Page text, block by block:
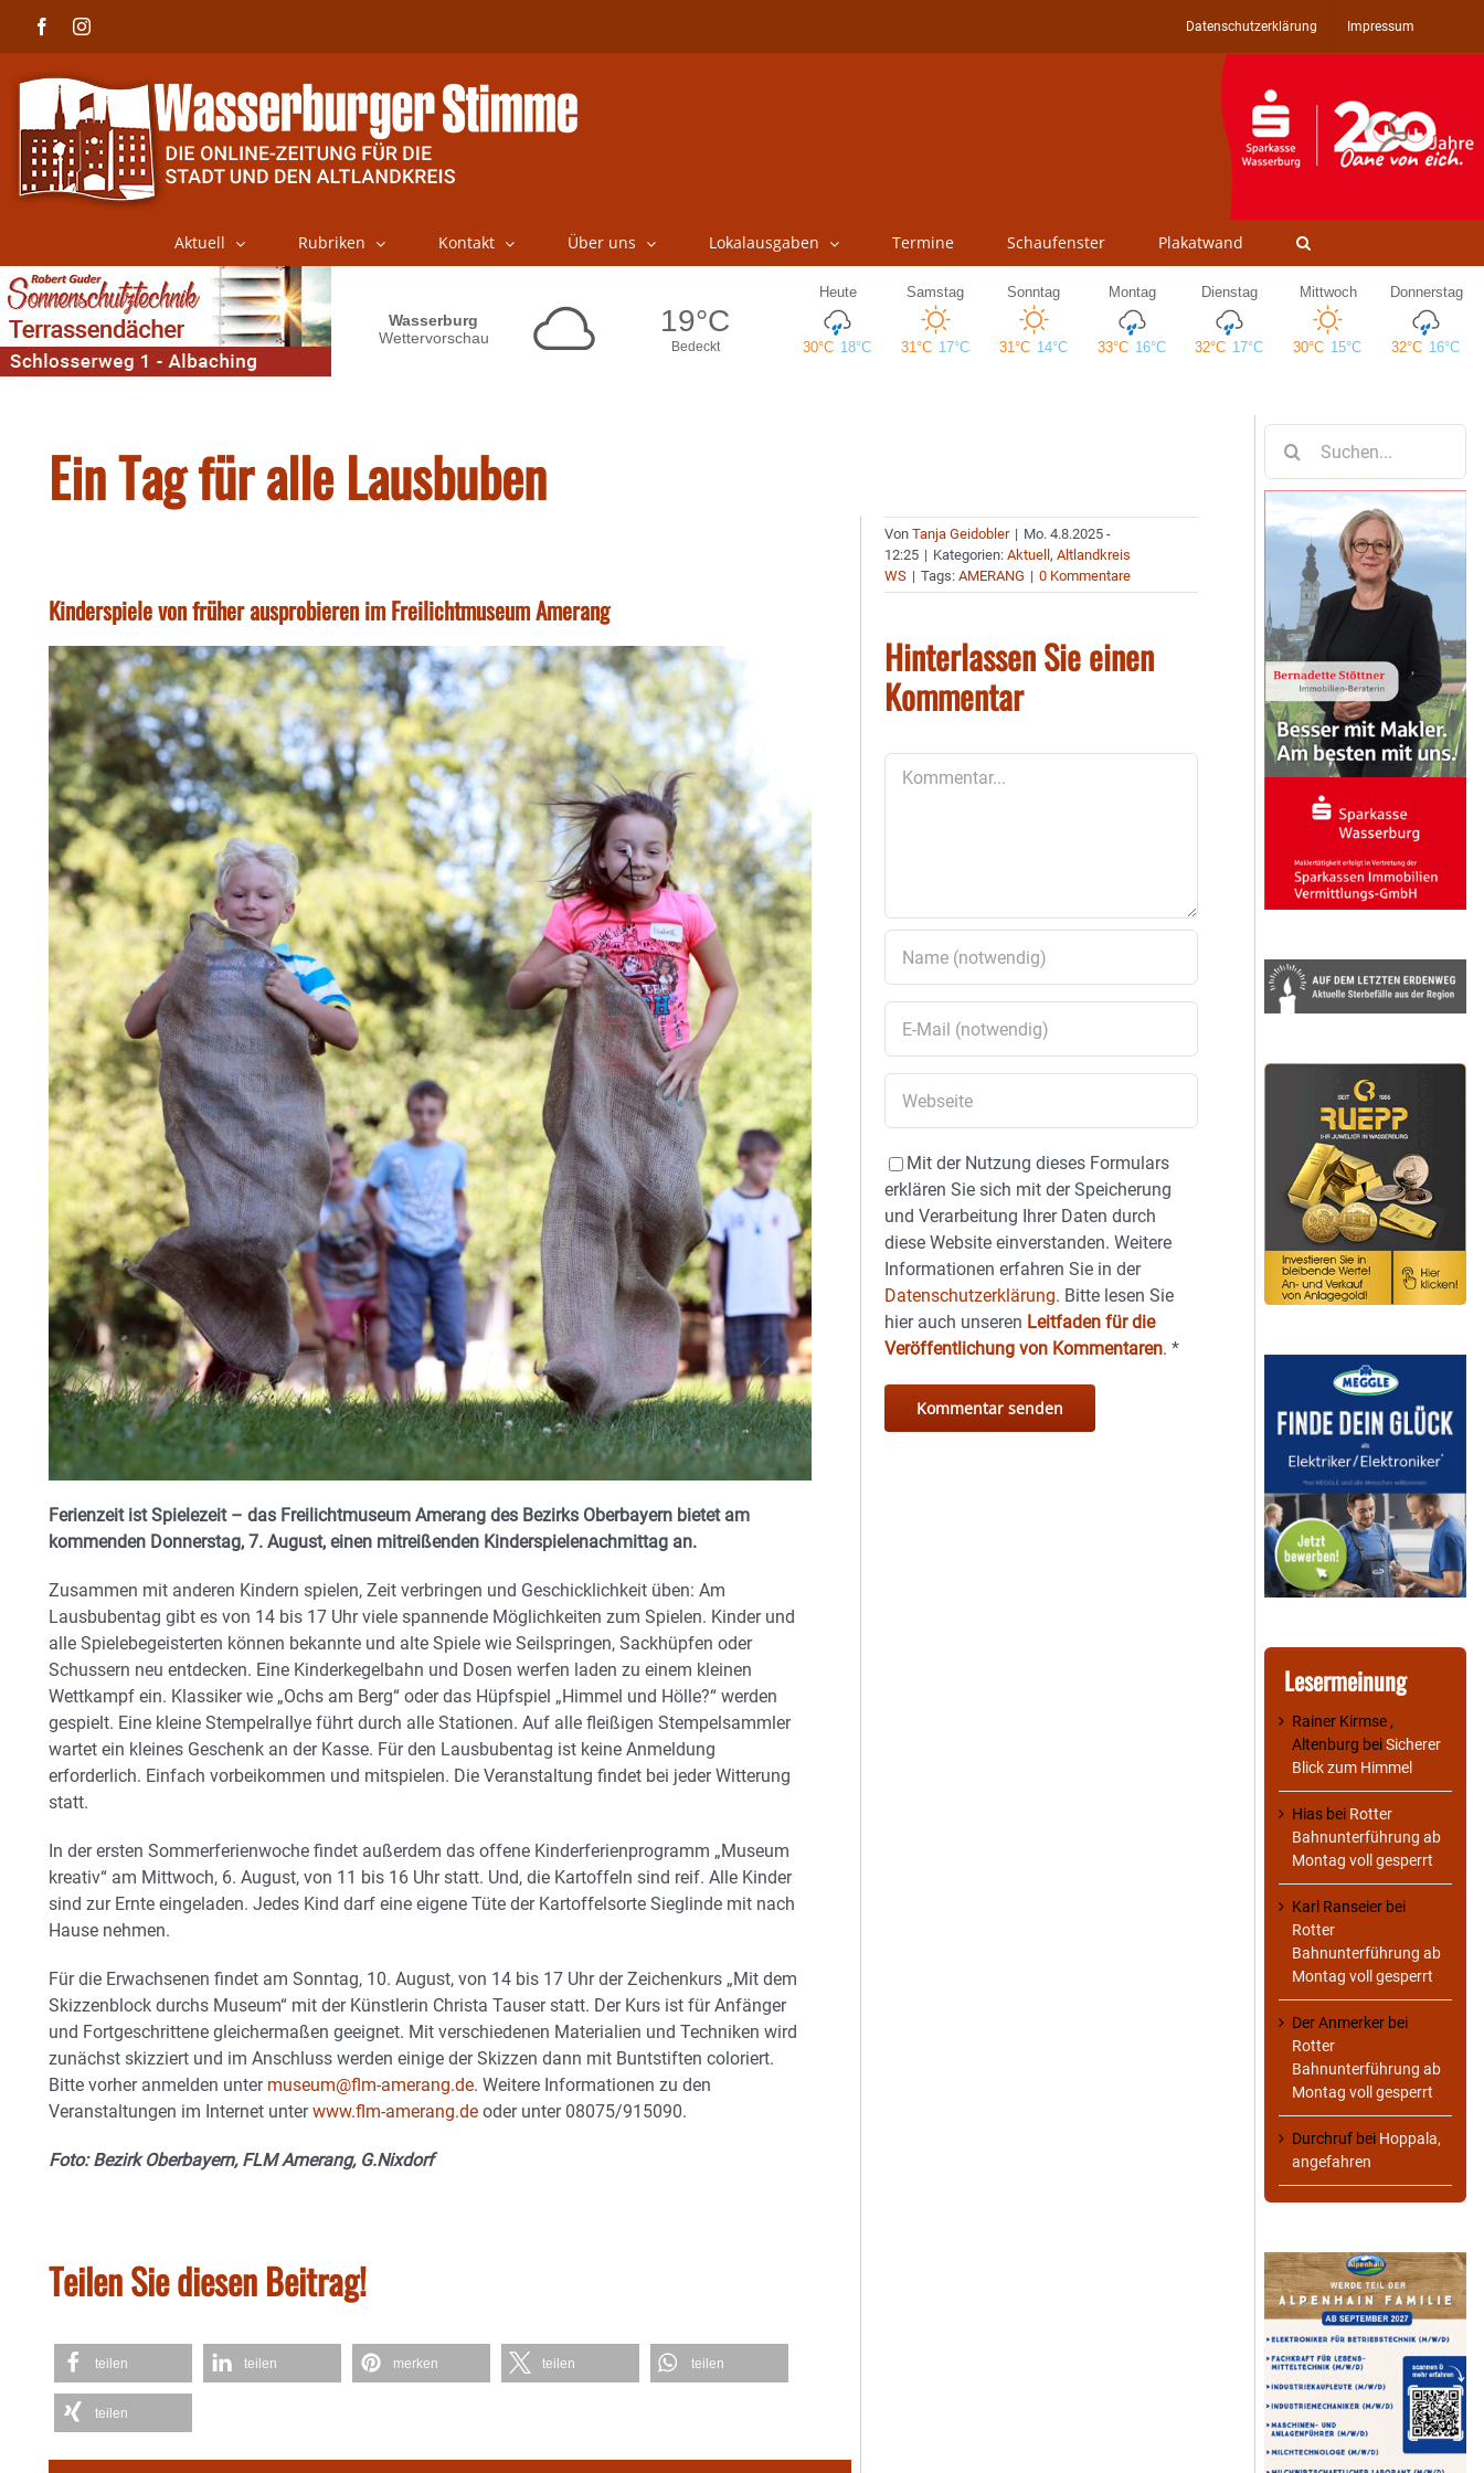
FacebookInstagram Datenschutzerklärung Impressum
Aktuell Rubriken Kontakt Über uns Lokalausgaben Termine Schaufenster Plakatwand
Ein Tag für alle Lausbuben
Kinderspiele von früher ausprobieren im Freilichtmuseum Amerang
Ferienzeit ist Spielezeit – das Freilichtmuseum Amerang des Bezirks Oberbayern bietet am
kommenden Donnerstag, 7. August, einen mitreißenden Kinderspielenachmittag an.
Zusammen mit anderen Kindern spielen, Zeit verbringen und Geschicklichkeit üben: Am
Lausbubentag gibt es von 14 bis 17 Uhr viele spannende Möglichkeiten zum Spielen. Kinder und
alle Spielebegeisterten können bekannte und alte Spiele wie Seilspringen, Sackhüpfen oder
Schussern neu entdecken. Eine Kinderkegelbahn und Dosen werfen laden zu einem kleinen
Wettkampf ein. Klassiker wie „Ochs am Berg“ oder das Hüpfspiel „Himmel und Hölle?“ werden
gespielt. Eine kleine Stempelrallye führt durch alle Stationen. Auf alle fleißigen Stempelsammler
wartet ein kleines Geschenk an der Kasse. Für den Lausbubentag ist keine Anmeldung
erforderlich. Einfach vorbeikommen und mitspielen. Die Veranstaltung findet bei jeder Witterung
statt.
In der ersten Sommerferienwoche findet außerdem das offene Kinderferienprogramm „Museum
kreativ“ am Mittwoch, 6. August, von 11 bis 16 Uhr statt. Und, die Kartoffeln sind reif. Alle Kinder
sind zur Ernte eingeladen. Jedes Kind darf eine eigene Tüte der Kartoffelsorte Sieglinde mit nach
Hause nehmen.
Für die Erwachsenen findet am Sonntag, 10. August, von 14 bis 17 Uhr der Zeichenkurs „Mit dem
Skizzenblock durchs Museum“ mit der Künstlerin Christa Tauser statt. Der Kurs ist für Anfänger
und Fortgeschrittene gleichermaßen geeignet. Mit verschiedenen Materialien und Techniken wird
zunächst skizziert und im Anschluss werden einige der Skizzen dann mit Buntstiften coloriert.
Bitte vorher anmelden unter museum@flm-amerang.de. Weitere Informationen zu den
Veranstaltungen im Internet unterwww.flm-amerang.de oder unter 08075/915090.
Foto: Bezirk Oberbayern, FLM Amerang, G.Nixdorf
Teilen Sie diesen Beitrag!
teilen teilen merken teilen teilen
teilen
VonTanja Geidobler | Mo. 4.8.2025 -
12:25 | Kategorien:Aktuell,Altlandkreis
WS | Tags:AMERANG | 0 Kommentare
Hinterlassen Sie einen
Kommentar
Mit der Nutzung dieses Formulars
erklären Sie sich mit der Speicherung
und Verarbeitung Ihrer Daten durch
diese Website einverstanden. Weitere
Informationen erfahren Sie in der
Datenschutzerklärung. Bitte lesen Sie
hier auch unseren Leitfaden für die
Veröffentlichung von Kommentaren.*
nach:
Lesermeinung
Rainer Kirmse ,
Altenburg beiSicherer
Blick zum Himmel
Hias bei Rotter
Bahnunterführung ab
Montag voll gesperrt
Karl Ranseier bei
Rotter
Bahnunterführung ab
Montag voll gesperrt
Der Anmerker bei
Rotter
Bahnunterführung ab
Montag voll gesperrt
Durchruf bei Hoppala,
angefahren